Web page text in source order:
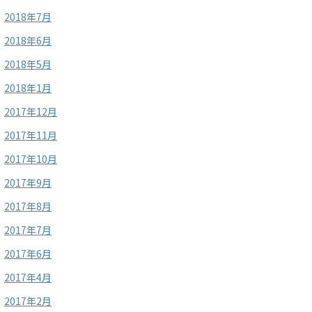
2018年7月
2018年6月
2018年5月
2018年1月
2017年12月
2017年11月
2017年10月
2017年9月
2017年8月
2017年7月
2017年6月
2017年4月
2017年2月